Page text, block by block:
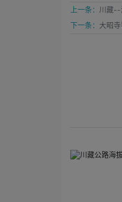
上一条： 川藏--
下一条： 大昭